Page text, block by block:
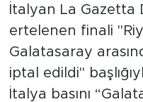
İtalyan La Gazetta
ertelenen finali
Galatasaray
iptal edildi"
İtalya basını
FOTO GALERİ
VİDEOLAR
ALINTI